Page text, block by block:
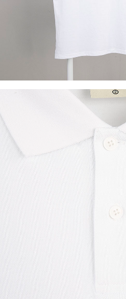
이코 라이프 하